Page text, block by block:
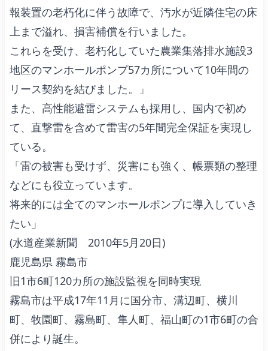
報装置の老朽化に伴う故障で、汚水が近隣住宅の床
上まで溢れ、損害補償を行いました。
これらを受け、老朽化していた農業集落排水施設3
地区のマンホールポンプ57カ所について10年間の
リース契約を結びました。」
また、高性能避雷システムも採用し、国内で初め
て、直撃雷を含めて雷害の5年間完全保証を実現し
ている。
「雷の被害も受けず、災害にも強く、帳票類の整理
などにも役立っています。
将来的には全てのマンホールポンプに導入していき
たい」
(水道産業新聞 2010年5月20日)
鹿児島県 霧島市
旧1市6町120カ所の施設監視を同時実現
霧島市は平成17年11月に国分市、溝辺町、横川
町、牧園町、霧島町、隼人町、福山町の1市6町の合
併により誕生。